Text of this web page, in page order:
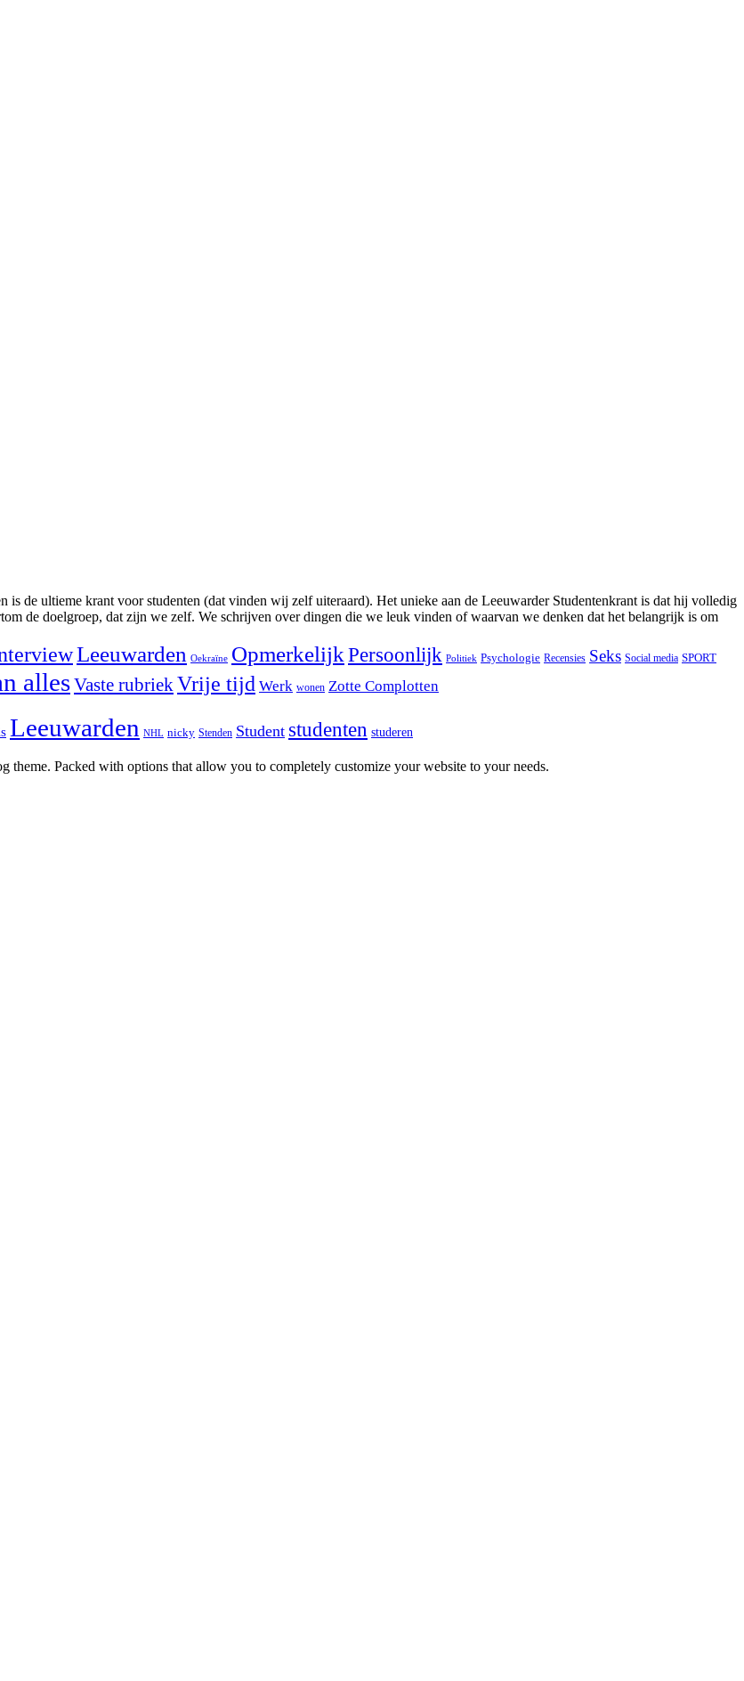
is de ultieme krant voor studenten (dat vinden wij zelf uiteraard). Het unieke aan de Leeuwarder Studentenkrant is dat hij volledig
de doelgroep, dat zijn we zelf. We schrijven over dingen die we leuk vinden of waarvan we denken dat het belangrijk is om
Leeuwarden Oekraïne OpmerkelijkPersoonlijk Politiek Psychologie Recensies Seks Social media SPORT
allesVaste rubriekVrije tijd Werk wonen Zotte Complotten
Leeuwarden NHL nicky Stenden Student studenten studeren
theme. Packed with options that allow you to completely customize your website to your needs.